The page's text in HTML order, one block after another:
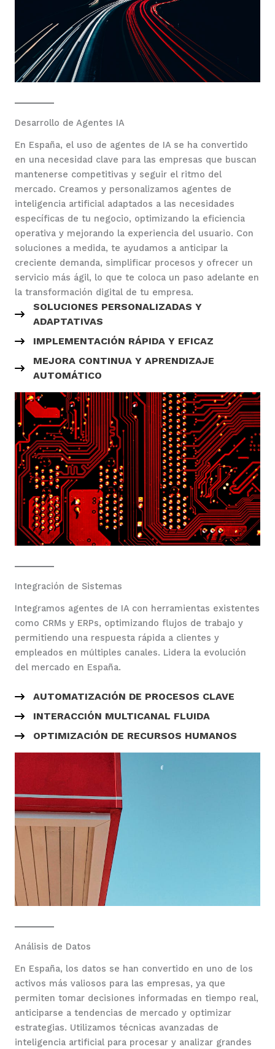
Desarrollo de Agentes IA
En España, el uso de agentes de IA se ha convertido
en una necesidad clave para las empresas que buscan
mantenerse competitivas y seguir el ritmo del
mercado. Creamos y personalizamos agentes de
inteligencia artificial adaptados a las necesidades
específicas de tu negocio, optimizando la eficiencia
operativa y mejorando la experiencia del usuario. Con
soluciones a medida, te ayudamos a anticipar la
creciente demanda, simplificar procesos y ofrecer un
servicio más ágil, lo que te coloca un paso adelante en
la transformación digital de tu empresa.
SOLUCIONES PERSONALIZADAS Y
ADAPTATIVAS
IMPLEMENTACIÓN RÁPIDA Y EFICAZ
MEJORA CONTINUA Y APRENDIZAJE
AUTOMÁTICO
Integración de Sistemas
Integramos agentes de IA con herramientas existentes
como CRMs y ERPs, optimizando flujos de trabajo y
permitiendo una respuesta rápida a clientes y
empleados en múltiples canales. Lidera la evolución
del mercado en España.
AUTOMATIZACIÓN DE PROCESOS CLAVE
INTERACCIÓN MULTICANAL FLUIDA
OPTIMIZACIÓN DE RECURSOS HUMANOS
Análisis de Datos
En España, los datos se han convertido en uno de los
activos más valiosos para las empresas, ya que
permiten tomar decisiones informadas en tiempo real,
anticiparse a tendencias de mercado y optimizar
estrategias. Utilizamos técnicas avanzadas de
inteligencia artificial para procesar y analizar grandes